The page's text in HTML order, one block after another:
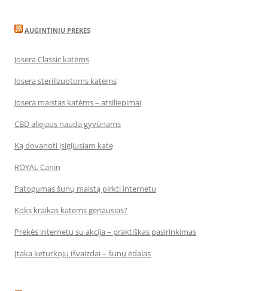
AUGINTINIU PREKES
Josera Classic katėms
Josera sterilizuotoms katėms
Josera maistas katėms – atsiliepimai
CBD aliejaus nauda gyvūnams
Ką dovanoti įsigijusiam katę
ROYAL Canin
Patogumas šunų maistą pirkti internetu
Koks kraikas katėms geriausias?
Prekės internetu su akcija – praktiškas pasirinkimas
Įtaka keturkojų išvaizdai – šunų ėdalas